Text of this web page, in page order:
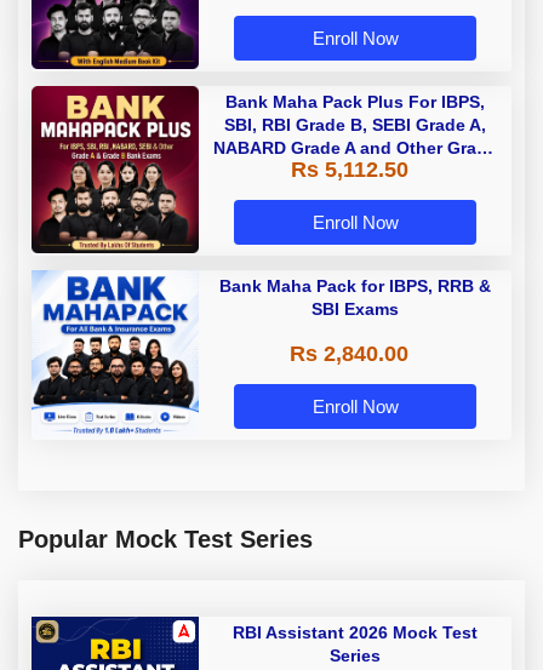
Enroll Now
Bank Maha Pack Plus For IBPS,
SBI, RBI Grade B, SEBI Grade A,
NABARD Grade A and Other Grade
A & Grade B Bank Exams
Rs 5,112.50
Enroll Now
Bank Maha Pack for IBPS, RRB &
SBI Exams
Rs 2,840.00
Enroll Now
Popular Mock Test Series
RBI Assistant 2026 Mock Test
Series